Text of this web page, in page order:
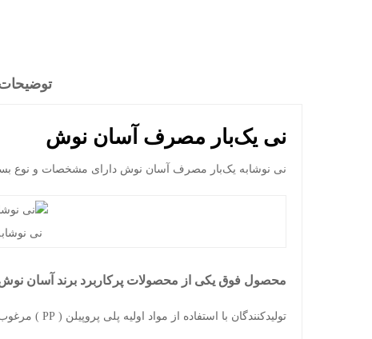
نی یک‌بار مصرف آسان نوش
نی نوشابه یک‌بار مصرف آسان نوش دارای مشخصات و نوع
نی
محصول فوق یکی از محصولات پرکاربرد برند آسان
تولیدکنندگان با استفاده از مواد اولیه پلی پروپیلن ( PP )